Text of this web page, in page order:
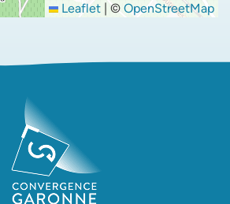
Leaflet | © OpenStreetMap